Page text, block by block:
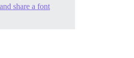
share a font